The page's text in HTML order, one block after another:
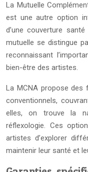
La Mutuelle
est une autre option
d’une couverture
mutuelle se distingue
reconnaissant
bien-être des artistes.
La MCNA propose
conventionnels,
elles, on trouve la
réflexologie. Ces
artistes d’explorer
maintenir leur santé et